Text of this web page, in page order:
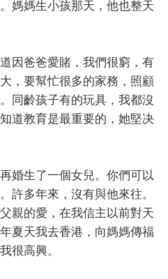
媽媽生小孩那天，他也整天
因爸爸愛賭，我們很窮，有
，要幫忙很多的家務，照顧
同齡孩子有的玩具，我都沒
道教育是最重要的，她堅决
婚生了一個女兒。你們可以
許多年來，沒有與他來往。
親的愛，在我信主以前對天
夏天我去香港，向媽媽傳福
很高興。